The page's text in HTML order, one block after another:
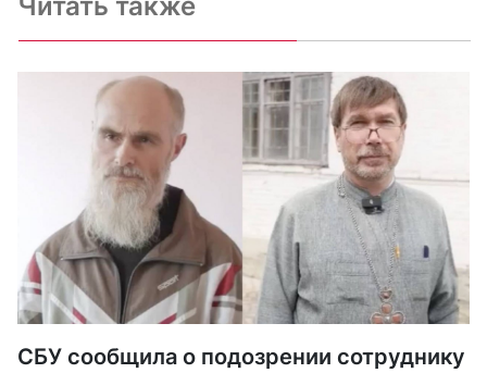
СБУ сообщила о подозрении сотруднику